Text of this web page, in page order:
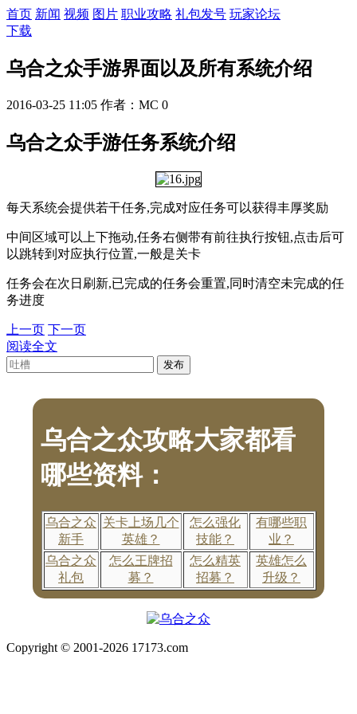
首页 新闻 视频 图片 职业攻略 礼包发号 玩家论坛
下载
乌合之众手游界面以及所有系统介绍
2016-03-25 11:05 作者：MC 0
乌合之众手游任务系统介绍
每天系统会提供若干任务,完成对应任务可以获得丰厚奖励
中间区域可以上下拖动,任务右侧带有前往执行按钮,点击后可
以跳转到对应执行位置,一般是关卡
任务会在次日刷新,已完成的任务会重置,同时清空未完成的任
务进度
上一页 下一页
阅读全文
乌合之众攻略大家都看
哪些资料：
乌合之众
新手
关卡上场几个
英雄？
怎么强化
技能？
有哪些职
业？
乌合之众
礼包
怎么王牌招
募？
怎么精英
招募？
英雄怎么
升级？
Copyright © 2001-2026 17173.com